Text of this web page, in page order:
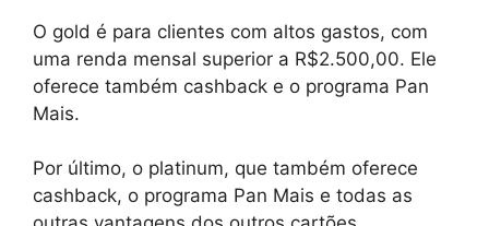
O gold é para clientes com altos gastos, com
uma renda mensal superior a R$2.500,00. Ele
oferece também cashback e o programa Pan
Mais.
Por último, o platinum, que também oferece
cashback, o programa Pan Mais e todas as